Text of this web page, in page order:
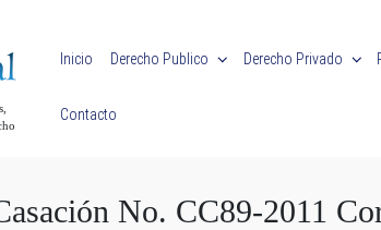
Inicio Derecho Publico Derecho Privado
Contacto
No. CC89-2011